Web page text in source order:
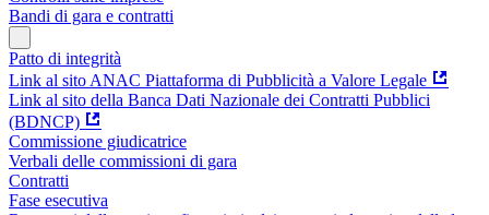
Bandi di gara e contratti
Patto di integrità
Link al sito ANAC Piattaforma di Pubblicità a Valore Legale
Link al sito della Banca Dati Nazionale dei Contratti Pubblici
(BDNCP)
Commissione giudicatrice
Verbali delle commissioni di gara
Contratti
Fase esecutiva